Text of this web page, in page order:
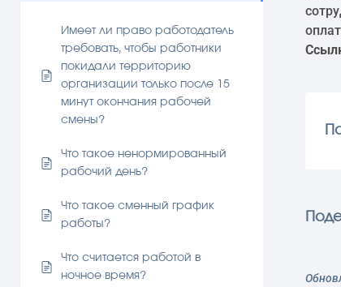
Имеет ли право работодатель
требовать, чтобы работники
покидали территорию
организации только после 15
минут окончания рабочей
смены?
Что такое ненормированный
рабочий день?
Что такое сменный график
работы?
Что считается работой в
ночное время?